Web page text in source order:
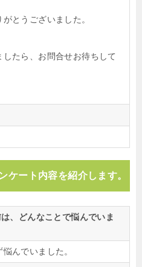
とうございました。
たら、お問合せお待ちして
ケート内容を紹介します。
、どんなことで悩んでいま
んでいました。